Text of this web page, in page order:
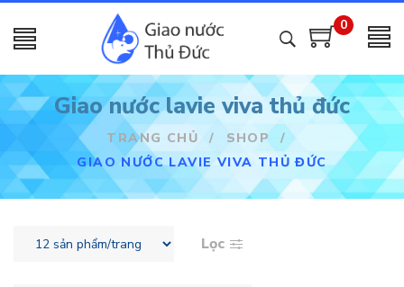
0
Giao nước lavie viva thủ đức
TRANG CHỦ / SHOP
/
GIAO NƯỚC LAVIE VIVA THỦ ĐỨC
Lọc